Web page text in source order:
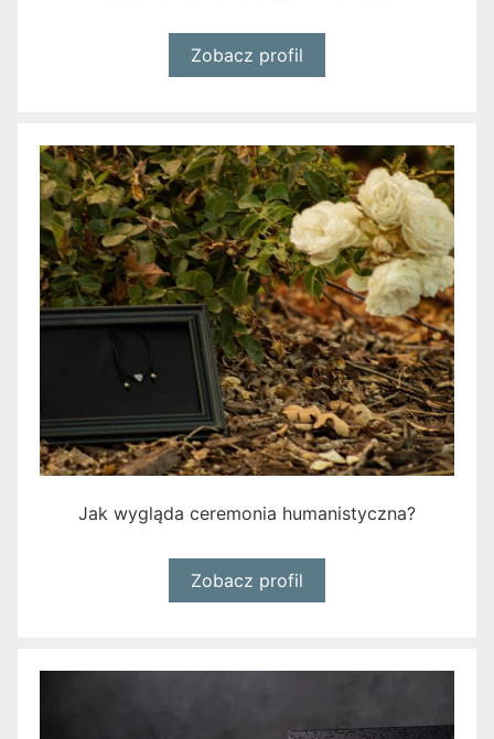
Zobacz profil
Jak wygląda ceremonia humanistyczna?
Zobacz profil